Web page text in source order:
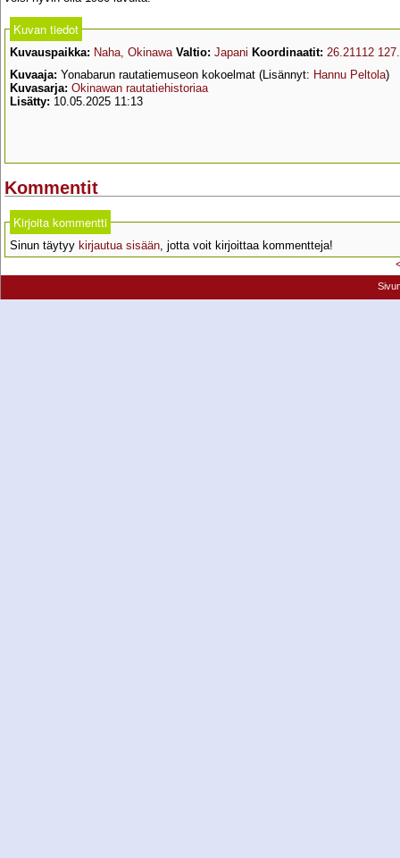
Kuvan tiedot
Kuvauspaikka: Naha, Okinawa Valtio: Japani Koordinaatit: 26.21112
Kuvaaja: Yonabarun rautatiemuseon kokoelmat (Lisännyt: Hannu Peltola)
Kuvasarja: Okinawan rautatiehistoriaa
Lisätty: 10.05.2025 11:13
Kommentit
Kirjoita kommentti
Sinun täytyy kirjautua sisään , jotta voit kirjoittaa kommentteja!